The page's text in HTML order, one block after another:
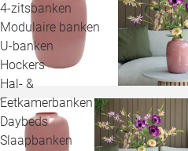
4-zitsbanken
Modulaire banken
U-banken
Hockers
Hal- &
Eetkamerbanken
Daybeds
Slaapbanken